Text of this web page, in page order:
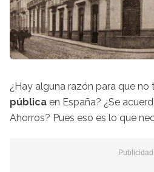
¿Hay alguna razón para que no
pública en España? ¿Se
Ahorros? Pues eso es lo que